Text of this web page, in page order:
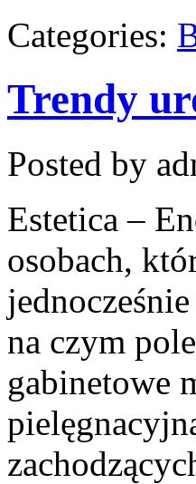
Categories:
Trendy
Posted by
Estetica –
osobach,
na czym
gabinetowe